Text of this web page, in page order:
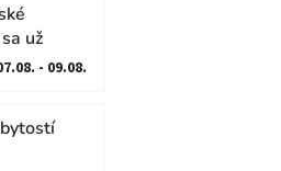
už
- 09.08.